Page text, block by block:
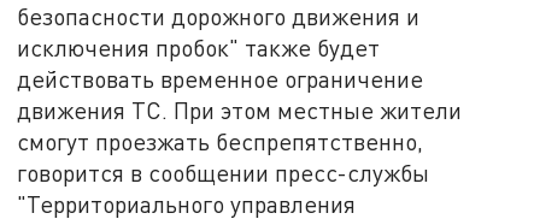
безопасности дорожного движения и
исключения пробок" также будет
действовать временное ограничение
движения ТС. При этом местные жители
смогут проезжать беспрепятственно,
говорится в сообщении пресс-службы
"Территориального управления